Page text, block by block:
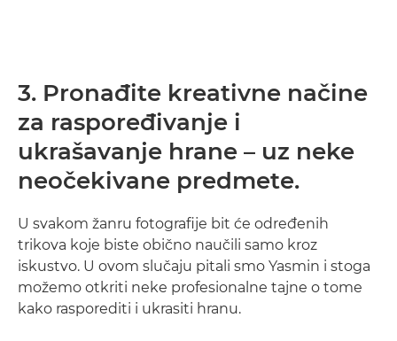
3. Pronađite kreativne načine
za raspoređivanje i
ukrašavanje hrane – uz neke
neočekivane predmete.
U svakom žanru fotografije bit će određenih
trikova koje biste obično naučili samo kroz
iskustvo. U ovom slučaju pitali smo Yasmin i stoga
možemo otkriti neke profesionalne tajne o tome
kako rasporediti i ukrasiti hranu.